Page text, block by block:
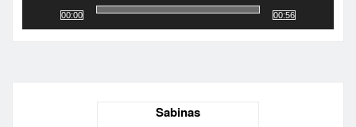
00:00 00:56
Sabinas